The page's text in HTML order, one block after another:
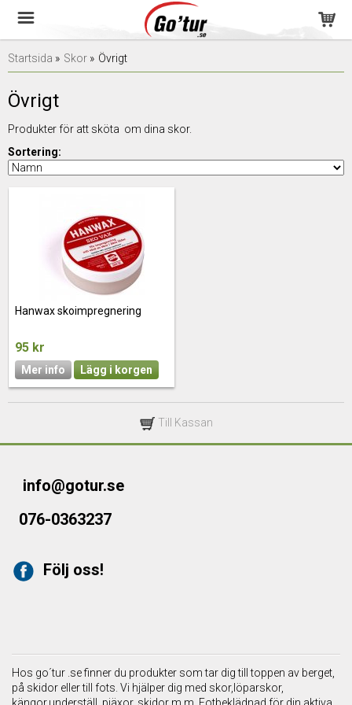
Startsida » Skor » Övrigt
Övrigt
Produkter för att sköta om dina skor.
Sortering:
Hanwax skoimpregnering
95 kr
Mer info Lägg i korgen
Till Kassan
info@gotur.se
076-0363237
Följ oss!
Hos go´tur .se finner du produkter som tar dig till toppen av berget,
på skidor eller till fots. Vi hjälper dig med skor,löparskor,